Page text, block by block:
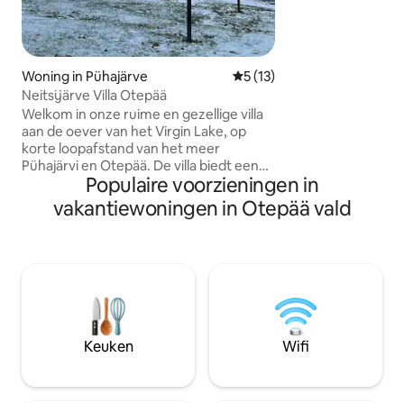
Woning in Pühajärve Gemiddelde beoordeling
5 (13)
Neitsijärve Villa Otepää
Welkom in onze ruime en gezellige villa
aan de oever van het Virgin Lake, op
korte loopafstand van het meer
Pühajärvi en Otepää. De villa biedt een
volledig ingerichte keuken met een
teppanyaki-grill, een grote eettafel en
een gezellige woonkamer met een open
huis heeft in totaal 4 WC-badkamers.
Een leuke bonus is ook een sauna.
Geniet van het prachtige uitzicht op het
meer vanaf het terras, de nabijgelegen
skigebieden.
hernieuwbare
Populaire voorzieningen in
vakantiewoningen in Otepää vald
Keuken Wifi